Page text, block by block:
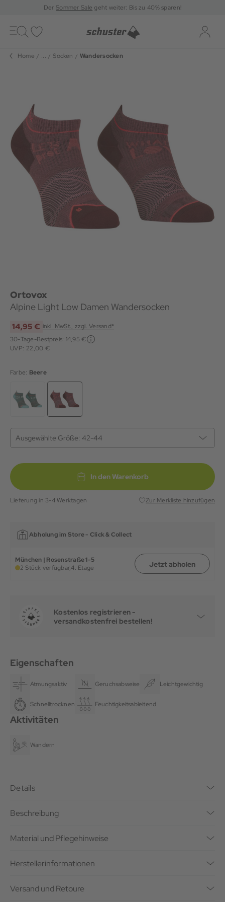
DerSommer Sale geht weiter: Bis zu 40% sparen!
Toggle
navigation
Home ... Socken Wandersocken
Ortovox
Alpine Light Low Damen Wandersocken
14,95 € inkl. MwSt., zzgl. Versand*
30-Tage-Bestpreis: 14,95 €
UVP: 22,00 €
Farbe: Beere
Ausgewählte Größe: 42-44
In den Warenkorb
Lieferung in 3-4 Werktagen Zur Merkliste hinzufügen
Abholung im Store - Click & Collect
München | Rosenstraße 1-5
2 Stück verfügbar,4. Etage Jetzt abholen
Kostenlos registrieren -
versandkostenfrei bestellen!
Eigenschaften
Atmungsaktiv Geruchsabweisend Leichtgewichtig
Schnelltrocknend Feuchtigkeitsableitend
Aktivitäten
Wandern
Details
Beschreibung
Material und Pflegehinweise
Herstellerinformationen
Versand und Retoure